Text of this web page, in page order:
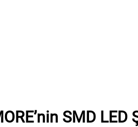
SMD LED